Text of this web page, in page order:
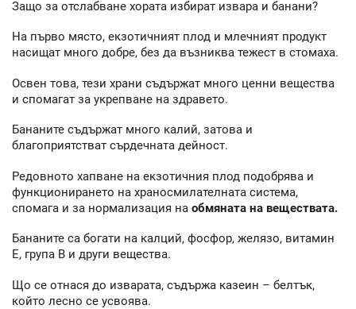
Защо за отслабване хората избират извара и банани?
На първо място, екзотичният плод и млечният продукт
насищат много добре, без да възниква тежест в стомаха.
Освен това, тези храни съдържат много ценни вещества
и спомагат за укрепване на здравето.
Бананите съдържат много калий, затова и
благоприятстват сърдечната дейност.
Редовното хапване на екзотичния плод подобрява и
функционирането на храносмилателната система,
спомага и за нормализация на обмяната на веществата.
Бананите са богати на калций, фосфор, желязо, витамин
Е, група В и други вещества.
Що се отнася до изварата, съдържа казеин – белтък,
който лесно се усвоява.